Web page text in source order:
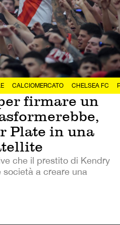
CALCIOMERCATO CHELSEA FC
firmare un
Plate in una
che il prestito di Kendry
a creare una